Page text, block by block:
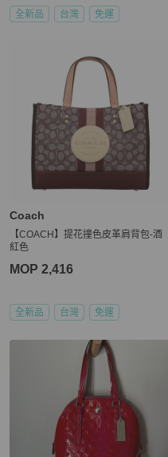
全新品 台灣 免運
Coach
【COACH】提花撞色皮革肩背包-酒
紅色
MOP 2,416
全新品 台灣 免運